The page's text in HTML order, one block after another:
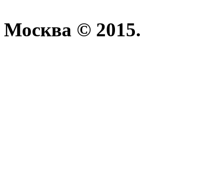
Москва © 2015.